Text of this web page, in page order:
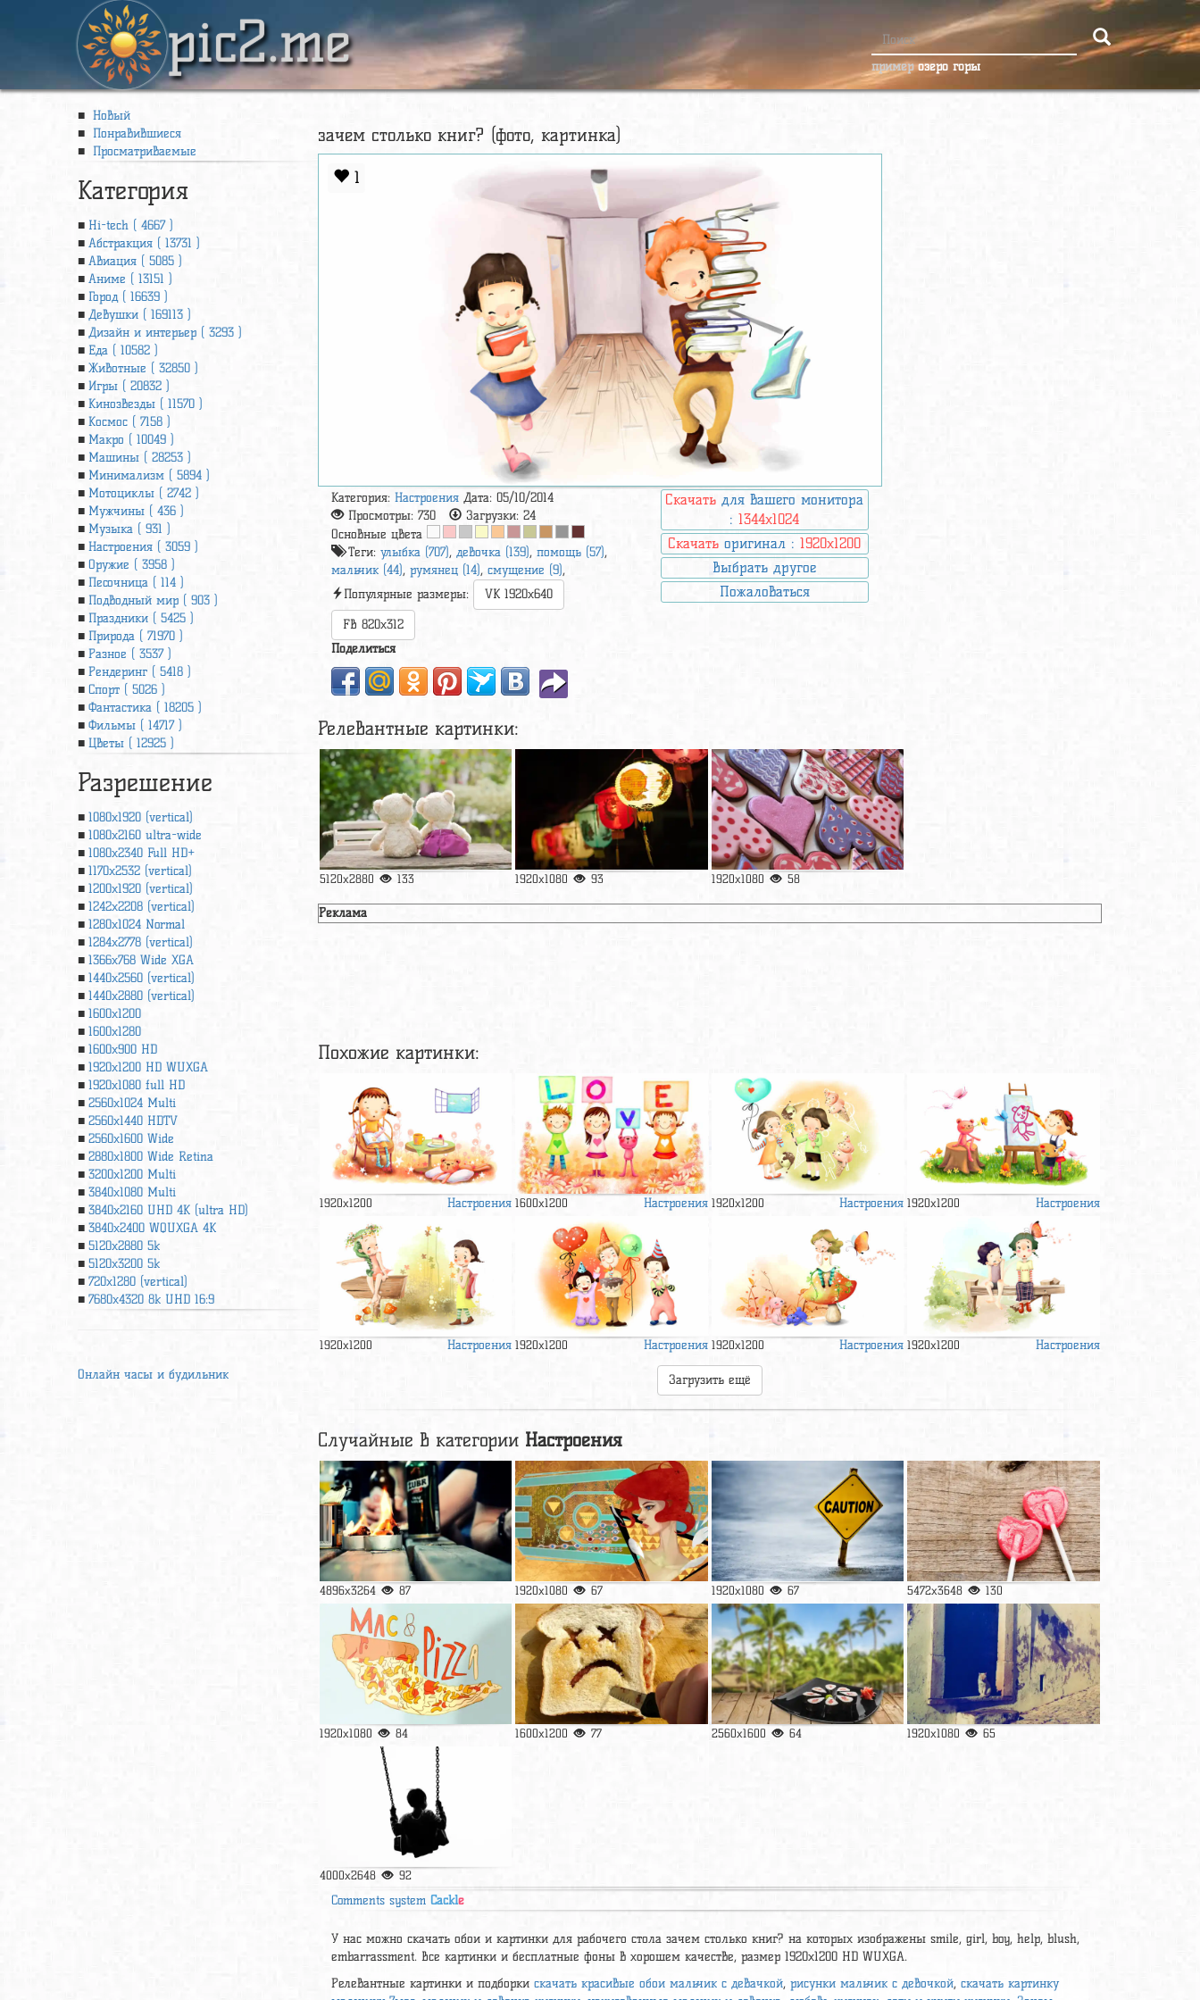
pic2.me примерозеро горы
Новый
Понравившиеся
Просматриваемые
Категория
Hi-tech ( 4667 )
Абстракция ( 13731 )
Авиация ( 5085 )
Аниме ( 13151 )
Город ( 16639 )
Девушки ( 169113 )
Дизайн и интерьер ( 3293 )
Еда ( 10582 )
Животные ( 32850 )
Игры ( 20832 )
Кинозвезды ( 11570 )
Космос ( 7158 )
Макро ( 10049 )
Машины ( 28253 )
Минимализм ( 5894 )
Мотоциклы ( 2742 )
Мужчины ( 436 )
Музыка ( 931 )
Настроения ( 3059 )
Оружие ( 3958 )
Песочница ( 114 )
Подводный мир ( 903 )
Праздники ( 5425 )
Природа ( 71970 )
Разное ( 3537 )
Рендеринг ( 5418 )
Спорт ( 5026 )
Фантастика ( 18205 )
Фильмы ( 14717 )
Цветы ( 12925 )
Разрешение
1080x1920 (vertical)
1080x2160 ultra-wide
1080x2340 Full HD+
1170x2532 (vertical)
1200x1920 (vertical)
1242x2208 (vertical)
1280x1024 Normal
1284x2778 (vertical)
1366х768 Wide XGA
1440x2560 (vertical)
1440x2880 (vertical)
1600x1200
1600x1280
1600x900 HD
1920x1200 HD WUXGA
1920х1080 full HD
2560x1024 Multi
2560x1440 HDTV
2560x1600 Wide
2880x1800 Wide Retina
3200x1200 Multi
3840x1080 Multi
3840x2160 UHD 4К (ultra HD)
3840x2400 WQUXGA 4K
5120x2880 5k
5120x3200 5k
720x1280 (vertical)
7680x4320 8k UHD 16:9
Онлайн часы и будильник
зачем столько книг? (фото, картинка)
1
Категория:Настроения Дата: 05/10/2014
Просмотры:730 Загрузки:24
Основные цвета
Теги:улыбка (707),девочка (139),помощь (57),
мальчик (44),румянец (14),смущение (9),
Популярные размеры:
VK 1920x640
FB 820x312
Скачать для вашего монитора
:1344x1024
Скачать оригинал :1920x1200
Выбрать другое
Пожаловаться
Поделиться
Релевантные картинки:
5120x2880 133 1920x1080 93 1920x1080 58
Реклама
Похожие картинки:
1920x1200 Настроения 1600x1200 Настроения 1920x1200 Настроения 1920x1200 Настроения
1920x1200 Настроения 1920x1200 Настроения 1920x1200 Настроения 1920x1200 Настроения
Загрузить ещё
Случайные в категории Настроения
4896x3264 87 1920x1080 67 1920x1080 67 5472x3648 130
1920x1080 84 1600x1200 77 2560x1600 64 1920x1080 65
4000x2648 92
Comments systemCackle
У нас можно скачать обои и картинки для рабочего стола зачем столько книг? на которых изображены smile, girl, boy, help, blush,
embarrassment. Все картинки и бесплатные фоны в хорошем качестве, размер 1920x1200 HD WUXGA.
Релевантные картинки и подборкискачать красивые обои мальчик с девачкой,рисунки мальчик с девочкой,скачать картинку